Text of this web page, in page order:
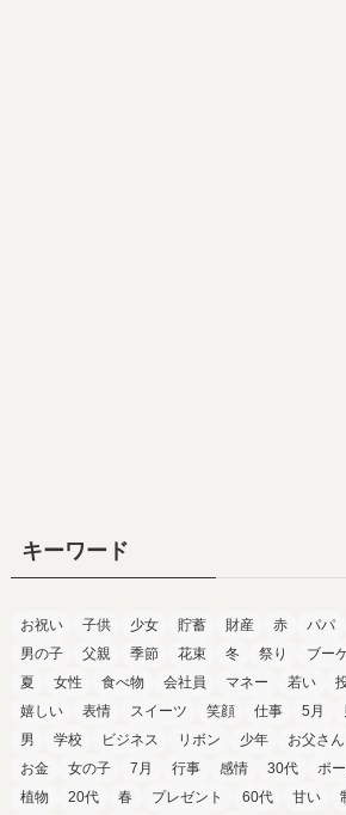
キーワード
お祝い 子供 少女 貯蓄 財産 赤 パパ
男の子
父親 季節 花束 冬 祭り ブー
夏
女性 食べ物 会社員 マネー 若い
嬉しい
表情 スイーツ 笑顔 仕事 5月
男
学校 ビジネス リボン 少年 お父さん
お金
女の子 7月 行事 感情 30代 ポ
植物
20代 春 プレゼント 60代 甘い